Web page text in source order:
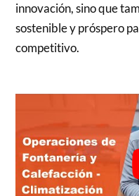
innovación, sino que
sostenible y próspero
competitivo.